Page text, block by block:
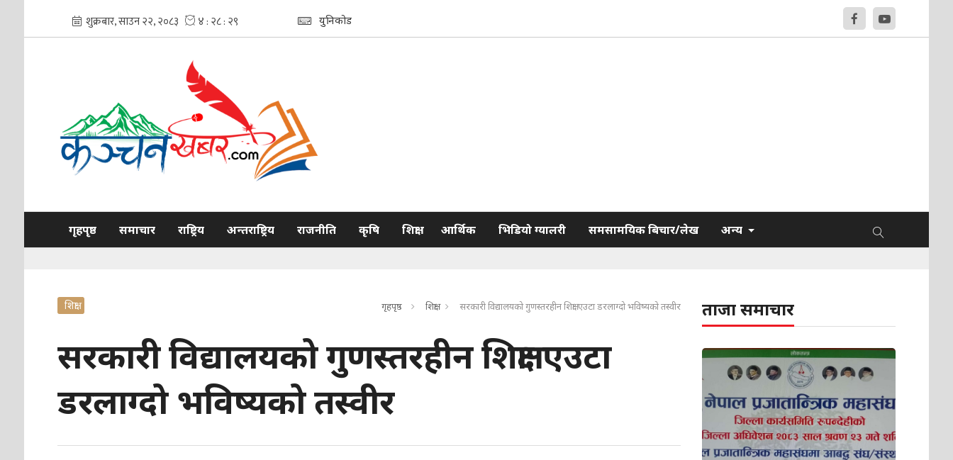
युनिकोड
गृहपृष्ठ समाचार राष्ट्रिय अन्तराष्ट्रिय राजनीति कृषि शिक्षा आर्थिक भिडियो ग्यालरी समसामयिक बिचार/लेख अन्य
शिक्षा गृहपृष्ठ शिक्षा सरकारी विद्यालयको गुणस्तरहीन शिक्षाः एउटा डरलाग्दो भविष्यको तस्वीर
सरकारी विद्यालयको गुणस्तरहीन शिक्षाः एउटा
डरलाग्दो भविष्यको तस्वीर
ताजा समाचार